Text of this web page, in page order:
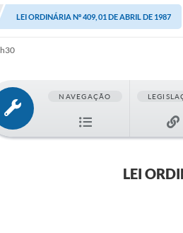
LEI ORDINÁRIA Nº 409, 01 DE ABRIL DE 1987
NAVEGAÇÃO
LEI